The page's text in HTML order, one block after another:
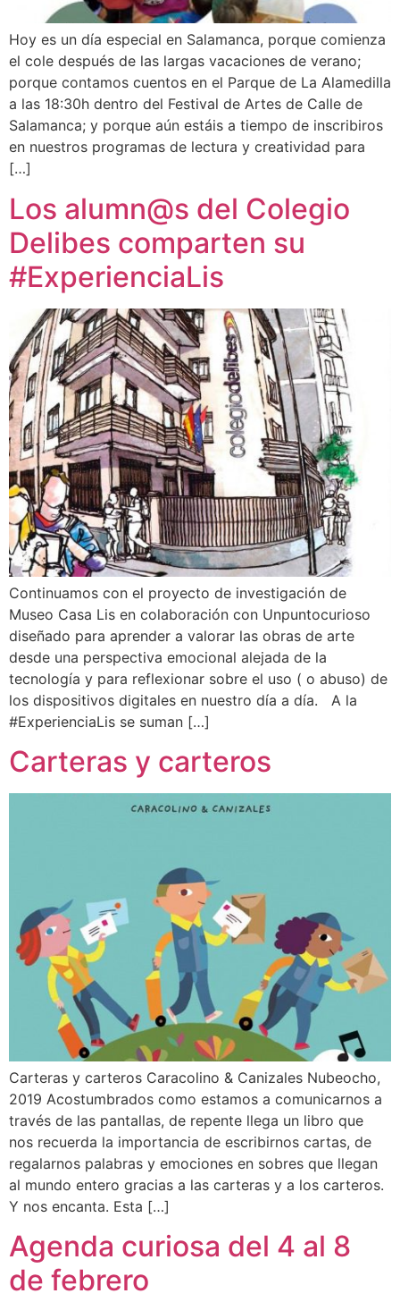
Hoy es un día especial en Salamanca, porque comienza
el cole después de las largas vacaciones de verano;
porque contamos cuentos en el Parque de La Alamedilla
a las 18:30h dentro del Festival de Artes de Calle de
Salamanca; y porque aún estáis a tiempo de inscribiros
en nuestros programas de lectura y creatividad para
[…]
Los alumn@s del Colegio
Delibes comparten su
#ExperienciaLis
Continuamos con el proyecto de investigación de
Museo Casa Lis en colaboración con Unpuntocurioso
diseñado para aprender a valorar las obras de arte
desde una perspectiva emocional alejada de la
tecnología y para reflexionar sobre el uso ( o abuso) de
los dispositivos digitales en nuestro día a día. A la
#ExperienciaLis se suman […]
Carteras y carteros
Carteras y carteros Caracolino & Canizales Nubeocho,
2019 Acostumbrados como estamos a comunicarnos a
través de las pantallas, de repente llega un libro que
nos recuerda la importancia de escribirnos cartas, de
regalarnos palabras y emociones en sobres que llegan
al mundo entero gracias a las carteras y a los carteros.
Y nos encanta. Esta […]
Agenda curiosa del 4 al 8
de febrero